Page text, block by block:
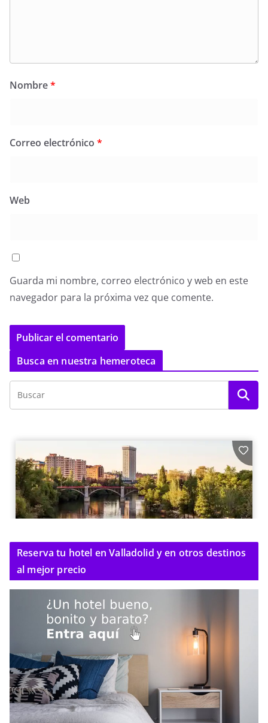
Nombre*
Correo electrónico *
Web
Guarda mi nombre, correo electrónico y web en este
navegador para la próxima vez que comente.
Busca en nuestra hemeroteca
Reserva tu hotel en Valladolid y en otros destinos
al mejor precio